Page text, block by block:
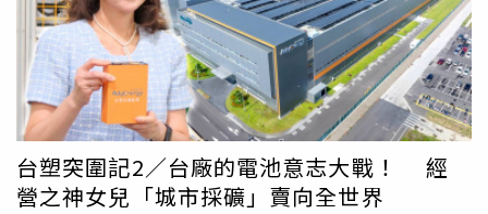
司稍早發聲明，指花蓮光復中山門市受颱風及馬太鞍溪溢流
影響，確有員工與顧客受困，不過目前均已安全轉移至二
樓，現場存有足夠食物與照明設備，可安心等待後續救援。
公司強調，雖然門市受災，但全聯仍積極投入賑災行動，調
度鄰近門市及總部物資，並緊急派遣物流車輛，協助支援花
蓮縣政府光復收容中心，以協助災民度過難關。
台塑突圍記2／台廠的電池意志大戰！ 經
營之神女兒「城市採礦」賣向全世界